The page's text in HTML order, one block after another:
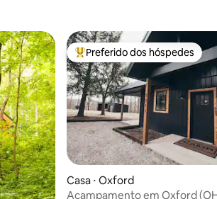
Entre os melhores preferidos
Preferido dos hóspedes
Casa ⋅ Oxford
Acampamento em Oxford